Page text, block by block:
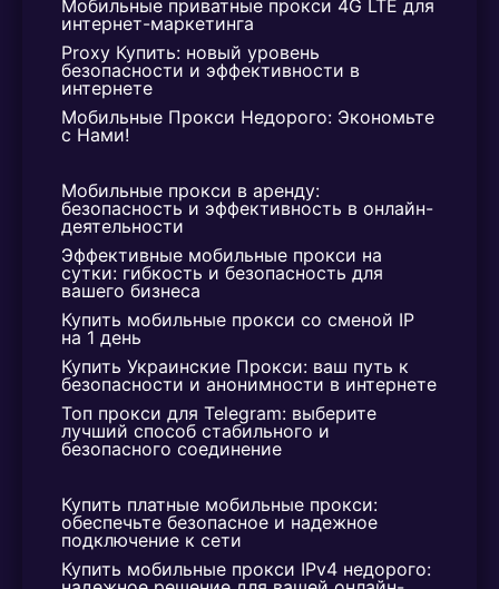
поддерживают различные виды интернет-
деятельности, обеспечивая надежность в
использовании.
5. Прокси Украинские:
Онлайн-Взаимодействия
a. Бизнес и Личное Использование:
Прокси Украины эффективны не только для
бизнеса, но и для личного использования,
обеспечивая безопасность при онлайн-
взаимодействии.
b. Защита Интернет-Сессий:
Используя украинские прокси, вы защищаете
при проведении различных онлайн-операций.
6. Прокси Украинские: Плюсы
пользоваться нашим прокси два часа,
чтобы оценить его работу и принять
решение о покупке.
Мобильные приватные прокси 4G LTE для
интернет-маркетинга
Proxy Купить: новый уровень
безопасности и эффективности в
интернете
Мобильные Прокси Недорого: Экономьте
с Нами!
Мобильные прокси в аренду:
безопасность и эффективность в онлайн-
деятельности
Эффективные мобильные прокси на
сутки: гибкость и безопасность для
вашего бизнеса
Купить мобильные прокси со сменой IP
на 1 день
Купить Украинские Прокси: ваш путь к
безопасности и анонимности в интернете
Топ прокси для Telegram: выберите
лучший способ стабильного и
безопасного соединение
Купить платные мобильные прокси:
обеспечьте безопасное и надежное
подключение к сети
Купить мобильные прокси IPv4 недорого: